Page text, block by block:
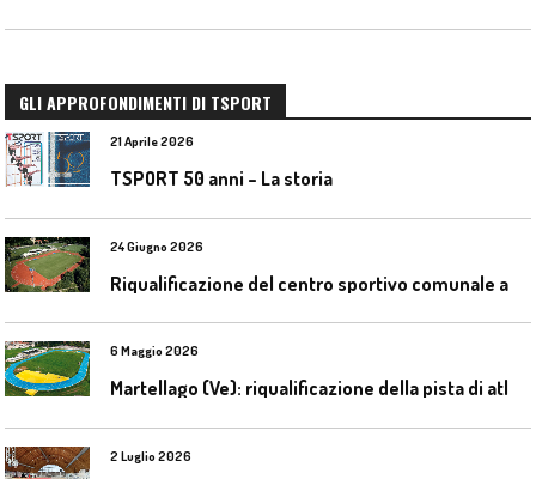
GLI APPROFONDIMENTI DI TSPORT
21 Aprile 2026
TSPORT 50 anni – La storia
24 Giugno 2026
6 Maggio 2026
2 Luglio 2026